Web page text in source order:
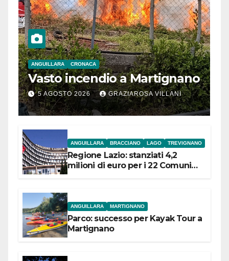
ANGUILLARA CRONACA
Vasto incendio a Martignano
5 AGOSTO 2026 GRAZIAROSA VILLANI
ANGUILLARA BRACCIANO LAGO TREVIGNANO
Regione Lazio: stanziati 4,2
milioni di euro per i 22 Comuni
ANGUILLARA MARTIGNANO
Parco: successo per Kayak Tour a
Martignano